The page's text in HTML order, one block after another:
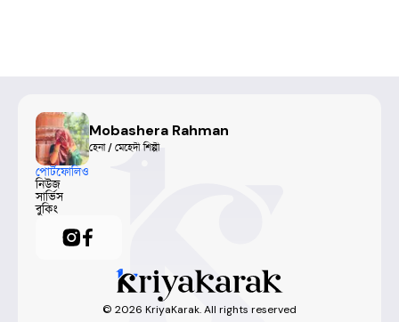
Mobashera Rahman
হেনা / মেহেদী শিল্পী
পোর্টফোলিও
নিউজ
সার্ভিস
বুকিং
© 2026 KriyaKarak. All rights reserved